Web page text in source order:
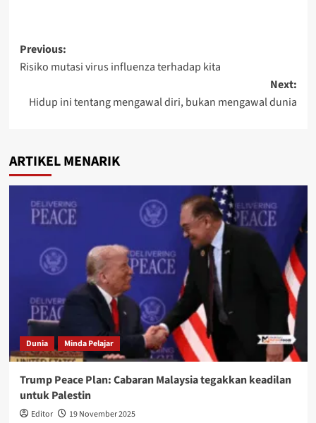
Previous:
Risiko mutasi virus influenza terhadap kita
Next:
Hidup ini tentang mengawal diri, bukan mengawal dunia
ARTIKEL MENARIK
Dunia Minda Pelajar
Trump Peace Plan: Cabaran Malaysia tegakkan keadilan
untuk Palestin
Editor 19 November 2025